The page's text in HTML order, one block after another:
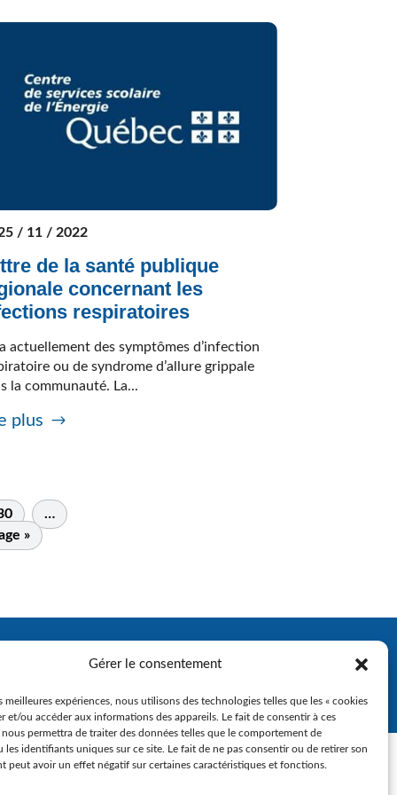
Gérer le consentement
meilleures expériences, nous utilisons des technologies telles que les « cookies
et/ou accéder aux informations des appareils. Le fait de consentir à ces
permettra de traiter des données telles que le comportement de
les identifiants uniques sur ce site. Le fait de ne pas consentir ou de retirer son
peut avoir un effet négatif sur certaines caractéristiques et fonctions.
/ 11 / 2022
de la santé publique
concernant les
respiratoires
actuellement des symptômes d’infection
ou de syndrome d’allure grippale
la communauté. La...
plus
…
»